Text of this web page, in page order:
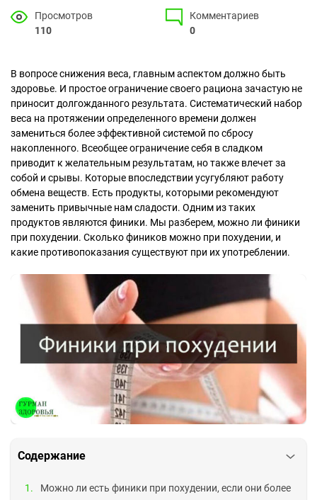
Просмотров
110
Комментариев
0
В вопросе снижения веса, главным аспектом должно быть
здоровье. И простое ограничение своего рациона зачастую не
приносит долгожданного результата. Систематический набор
веса на протяжении определенного времени должен
замениться более эффективной системой по сбросу
накопленного. Всеобщее ограничение себя в сладком
приводит к желательным результатам, но также влечет за
собой и срывы. Которые впоследствии усугубляют работу
обмена веществ. Есть продукты, которыми рекомендуют
заменить привычные нам сладости. Одним из таких
продуктов являются финики. Мы разберем, можно ли финики
при похудении. Сколько фиников можно при похудении, и
какие противопоказания существуют при их употреблении.
Содержание
Можно ли есть финики при похудении, если они более